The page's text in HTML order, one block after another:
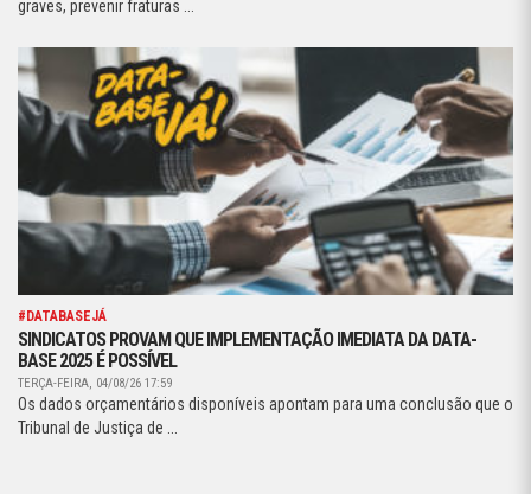
graves, prevenir fraturas ...
#DATABASEJÁ
SINDICATOS PROVAM QUE IMPLEMENTAÇÃO IMEDIATA DA DATA-
BASE 2025 É POSSÍVEL
TERÇA-FEIRA, 04/08/26 17:59
Os dados orçamentários disponíveis apontam para uma conclusão que o
Tribunal de Justiça de ...